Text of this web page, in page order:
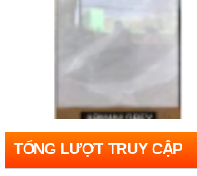
Gạch india D1200×1200 ARMANY
TỔNG LƯỢT TRUY CẬP